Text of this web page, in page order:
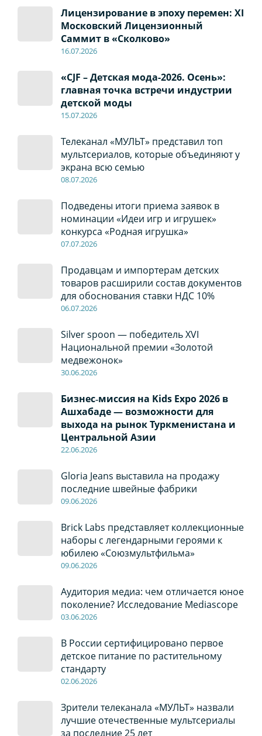
Лицензирование в эпоху перемен: XI
Московский Лицензионный
Саммит в «Сколково»
16.07.2026
«CJF – Детская мода-2026. Осень»:
главная точка встречи индустрии
детской моды
15.07.2026
Телеканал «МУЛЬТ» представил топ
мультсериалов, которые объединяют у
экрана всю семью
08.07.2026
Подведены итоги приема заявок в
номинации «Идеи игр и игрушек»
конкурса «Родная игрушка»
07.07.2026
Продавцам и импортерам детских
товаров расширили состав документов
для обоснования ставки НДС 10%
06.07.2026
Silver spoon — победитель XVI
Национальной премии «Золотой
медвежонок»
30.06.2026
Бизнес‑миссия на Kids Expo 2026 в
Ашхабаде — возможности для
выхода на рынок Туркменистана и
Центральной Азии
22.06.2026
Gloria Jeans выставила на продажу
последние швейные фабрики
09.06.2026
Brick Labs представляет коллекционные
наборы с легендарными героями к
юбилею «Союзмультфильма»
09.06.2026
Аудитория медиа: чем отличается юное
поколение? Исследование Mediascope
03.06.2026
В России сертифицировано первое
детское питание по растительному
стандарту
02.06.2026
Зрители телеканала «МУЛЬТ» назвали
лучшие отечественные мультсериалы
за последние 25 лет